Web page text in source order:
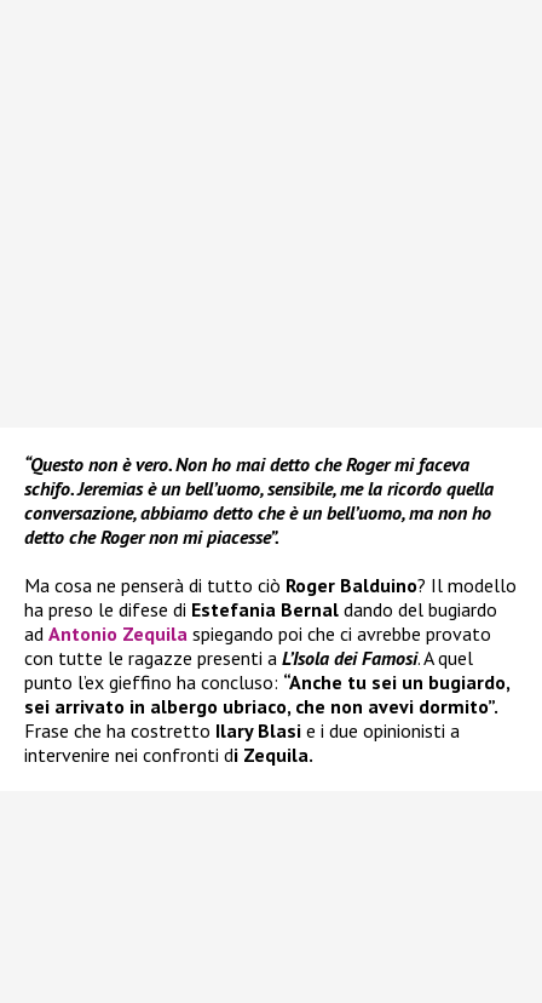
“Questo non è vero. Non ho mai detto che Roger mi faceva
schifo. Jeremias è un bell’uomo, sensibile, me la ricordo quella
conversazione, abbiamo detto che è un bell’uomo, ma non ho
detto che Roger non mi piacesse”.
Ma cosa ne penserà di tutto ciò Roger Balduino? Il modello
ha preso le difese di Estefania Bernal dando del bugiardo
ad Antonio Zequila spiegando poi che ci avrebbe provato
con tutte le ragazze presenti a L’Isola dei Famosi. A quel
punto l’ex gieffino ha concluso: “Anche tu sei un bugiardo,
sei arrivato in albergo ubriaco, che non avevi dormito”.
Frase che ha costretto Ilary Blasi e i due opinionisti a
intervenire nei confronti di Zequila.